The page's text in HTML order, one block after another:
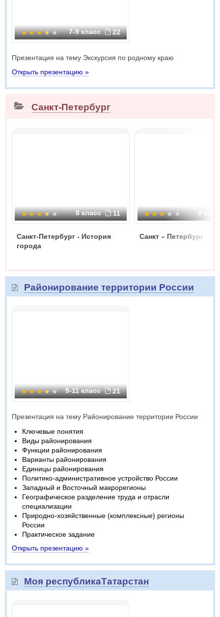
7-9 класс 22
Презентация на тему Экскурсия по родному краю
Открыть презентацию »
Санкт-Петербург
8 класс 11
Санкт-Петербург - История
города
9
Санкт – Петербург
Районирование территории России
9-11 класс 21
Презентация на тему Районирование территории России
Ключевые понятия
Виды районирования
Функции районирования
Варианты районирования
Единицы районирования
Политико-административное устройство России
Западный и Восточный макрорегионы
Географическое разделение труда и отрасли
специализации
Природно-хозяйственные (комплексные) регионы
России
Практическое задание
Открыть презентацию »
Моя республикаТатарстан